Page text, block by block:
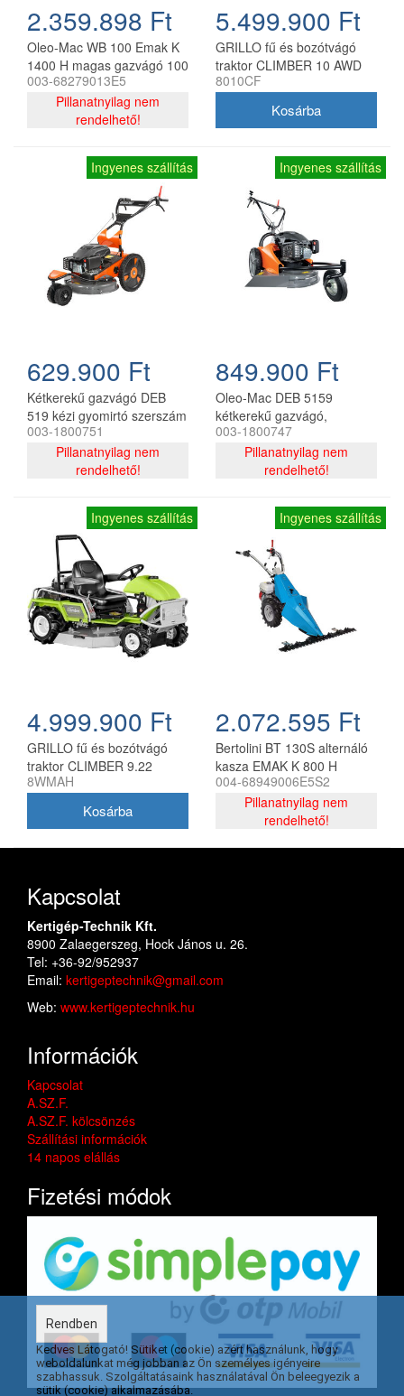
2.359.898 Ft
Oleo-Mac WB 100 Emak K
1400 H magas gazvágó 100
cm, 459 cm3
003-68279013E5
Pillanatnyilag nem
rendelhető!
5.499.900 Ft
GRILLO fű és bozótvágó
traktor CLIMBER 10 AWD
23
8010CF
Ingyenes szállítás
629.900 Ft
Kétkerekű gazvágó DEB
519 kézi gyomirtó szerszám
003-1800751
Pillanatnyilag nem
rendelhető!
Ingyenes szállítás
849.900 Ft
Oleo-Mac DEB 5159
kétkerekű gazvágó,
magasfűnyíró
003-1800747
Pillanatnyilag nem
rendelhető!
Ingyenes szállítás
4.999.900 Ft
GRILLO fű és bozótvágó
traktor CLIMBER 9.22
8WMAH
Ingyenes szállítás
2.072.595 Ft
Bertolini BT 130S alternáló
kasza EMAK K 800 H
motorral
004-68949006E5S2
Pillanatnyilag nem
rendelhető!
Kapcsolat
Kertigép-Technik Kft.
8900 Zalaegerszeg, Hock János u. 26.
Tel: +36-92/952937
Email: kertigeptechnik@gmail.com
Web: www.kertigeptechnik.hu
Információk
Kapcsolat
A.SZ.F.
A.SZ.F. kölcsönzés
Szállítási információk
14 napos elállás
Fizetési módok
Rendben
Kedves Látogató! Sütiket (cookie) azért használunk, hogy
weboldalunkat még jobban az Ön személyes igényeire
szabhassuk. Szolgáltatásaink használatával Ön beleegyezik a
sütik (cookie) alkalmazásába.